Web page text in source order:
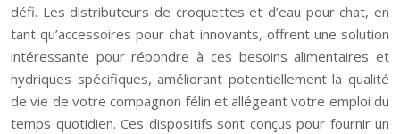
défi. Les distributeurs de croquettes et d’eau pour chat, en
tant qu’accessoires pour chat innovants, offrent une solution
intéressante pour répondre à ces besoins alimentaires et
hydriques spécifiques, améliorant potentiellement la qualité
de vie de votre compagnon félin et allégeant votre emploi du
temps quotidien. Ces dispositifs sont conçus pour fournir un